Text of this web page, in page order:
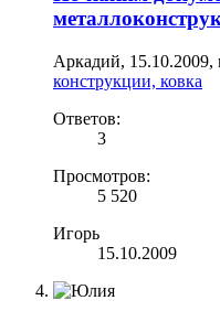
Аркадий, 15.10.2009,
конструкции, ковка
Ответов:
3
Просмотров:
5 520
Игорь
15.10.2009